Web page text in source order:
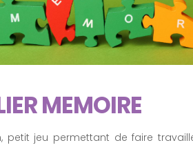
MEMOIRE
petit jeu permettant de faire